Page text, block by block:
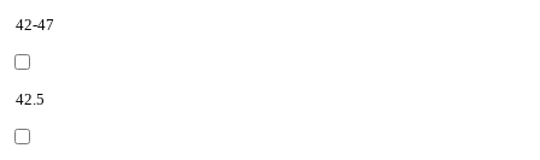
42-47
42.5